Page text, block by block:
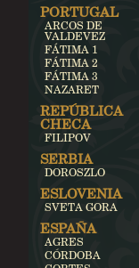
PORTUGAL
ARCOS DE
VALDEVEZ
FÁTIMA 1
FÁTIMA 2
FÁTIMA 3
NAZARET
REPÚBLICA
CHECA
FILIPOV
SERBIA
DOROSZLO
ESLOVENIA
SVETA GORA
ESPAÑA
AGRES
CÓRDOBA